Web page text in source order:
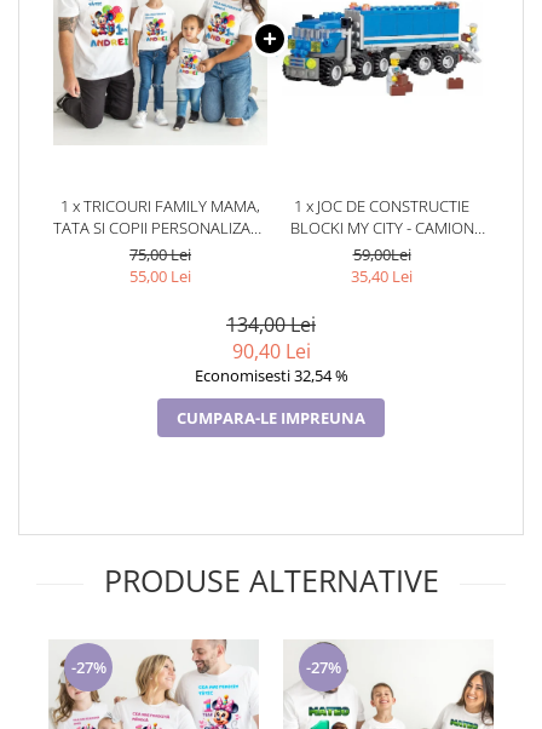
1 x TRICOURI FAMILY MAMA,
TATA SI COPII PERSONALIZATE
PENTRU MOT 1 AN 11256.01
MICKEY MOUSE
75,00 Lei
55,00 Lei
1 x JOC DE CONSTRUCTIE
BLOCKI MY CITY - CAMION
(163 PIESE)
59,00Lei
35,40 Lei
134,00 Lei
90,40 Lei
Economisesti 32,54 %
CUMPARA-LE IMPREUNA
PRODUSE ALTERNATIVE
-27% -27%